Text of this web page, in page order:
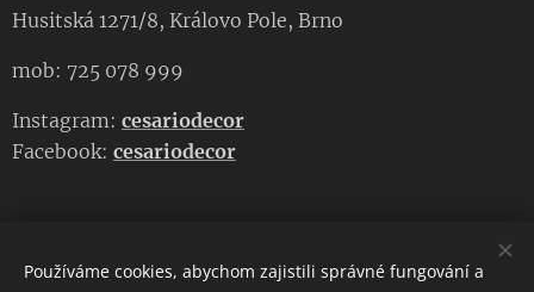
Husitská 1271/8, Královo Pole, Brno
mob: 725 078 999
Instagram: cesariodecor
Facebook: cesariodecor
CESARIO DECOR
Používáme cookies, abychom zajistili správné fungování a